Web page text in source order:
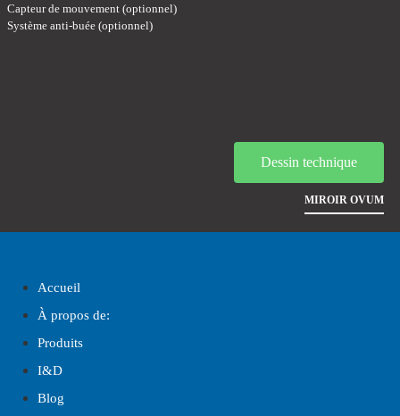
Capteur de mouvement (optionnel)
Système anti-buée (optionnel)
Dessin technique
MIROIR OVUM
Accueil
À propos de:
Produits
I&D
Blog